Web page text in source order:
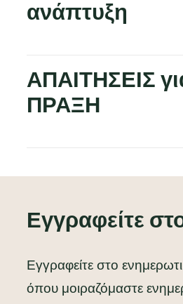
ανάπτυξη
ΑΠΑΙΤΗΣΕΙΣ
ΠΡΑΞΗ
Εγγραφείτε
Εγγραφείτε στο
όπου μοιραζόμαστε